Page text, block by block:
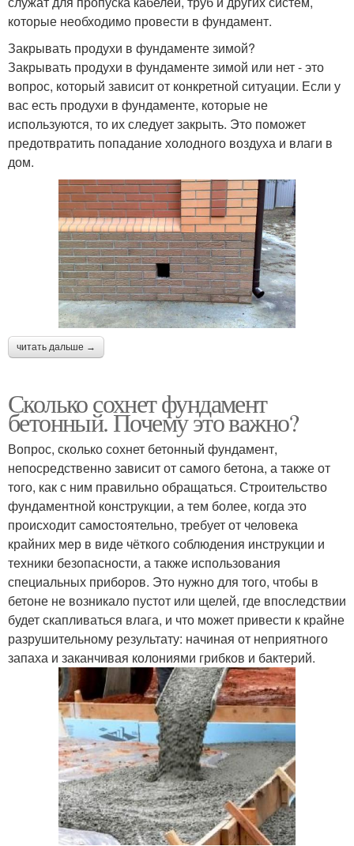
которые необходимо провести в фундамент.
Закрывать продухи в фундаменте зимой?
Закрывать продухи в фундаменте зимой или нет - это
вопрос, который зависит от конкретной ситуации. Если у
вас есть продухи в фундаменте, которые не
используются, то их следует закрыть. Это поможет
предотвратить попадание холодного воздуха и влаги в
дом.
читать дальше →
Сколько сохнет фундамент
бетонный. Почему это важно?
Вопрос, сколько сохнет бетонный фундамент,
непосредственно зависит от самого бетона, а также от
того, как с ним правильно обращаться. Строительство
фундаментной конструкции, а тем более, когда это
происходит самостоятельно, требует от человека
крайних мер в виде чёткого соблюдения инструкции и
техники безопасности, а также использования
специальных приборов. Это нужно для того, чтобы в
бетоне не возникало пустот или щелей, где впоследствии
будет скапливаться влага, и что может привести к крайне
разрушительному результату: начиная от неприятного
запаха и заканчивая колониями грибков и бактерий.